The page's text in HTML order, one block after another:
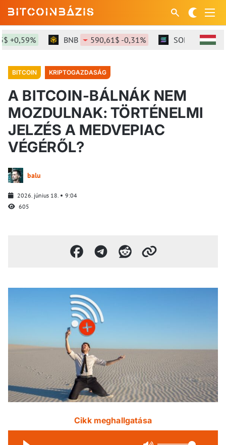
BNB 590,61$ -0,31% SOL 73,68$
BITCOIN KRIPTOGAZDASÁG
A BITCOIN-BÁLNÁK NEM
MOZDULNAK: TÖRTÉNELMI
JELZÉS A MEDVEPIAC
VÉGÉRŐL?
balu
2026. június 18.
9:04
605
Cikk meghallgatása